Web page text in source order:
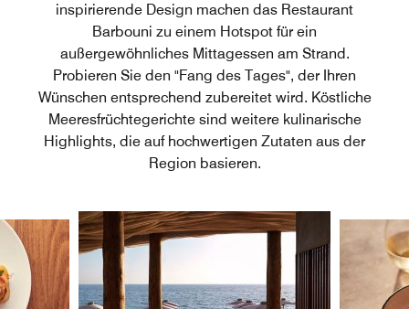
inspirierende Design machen das Restaurant
Barbouni zu einem Hotspot für ein
außergewöhnliches Mittagessen am Strand.
Probieren Sie den "Fang des Tages", der Ihren
Wünschen entsprechend zubereitet wird. Köstliche
Meeresfrüchtegerichte sind weitere kulinarische
Highlights, die auf hochwertigen Zutaten aus der
Region basieren.